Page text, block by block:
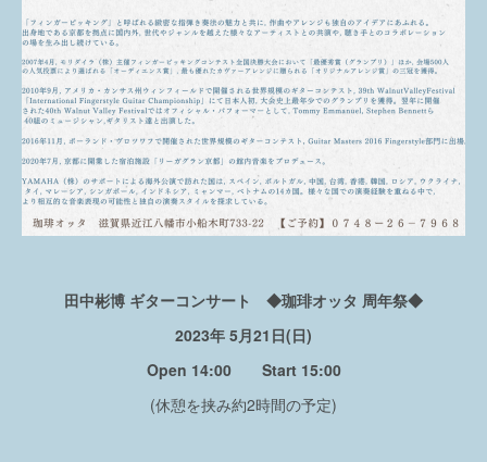
田中彬博 ギターコンサート ◆珈琲オッタ 周年祭◆
2023年 5月21日(日)
Open 14:00 Start 15:00
(休憩を挟み約2時間の予定)